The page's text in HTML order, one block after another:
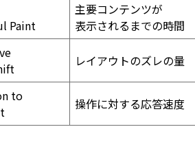
Paint
主要コンテンツが
表示されるまでの時間
レイアウトのズレの量
to
操作に対する応答速度